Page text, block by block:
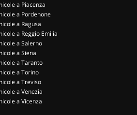
a Piacenza
a Pordenone
a Ragusa
a Reggio Emilia
a Salerno
a Siena
a Taranto
a Torino
a Treviso
a Venezia
a Vicenza